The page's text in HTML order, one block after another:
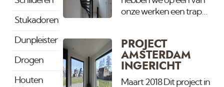
Stukadoren
Dunpleister
Drogen
Houten
te bekijken.
onze werken een trap
vanuit de bouw bruin
gelakt en paste niet
meer bij het door ons
aangebrachte spuitwerk
PROJECT
AMSTERDAM
INGERICHT
Maart 2018 Dit project in